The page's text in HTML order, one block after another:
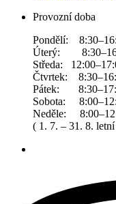
Provozní doba
Pondělí:
Úterý:
Středa:
Čtvrtek:
Pátek:
Sobota:
Neděle:
( 1. 7. – 31. 8.